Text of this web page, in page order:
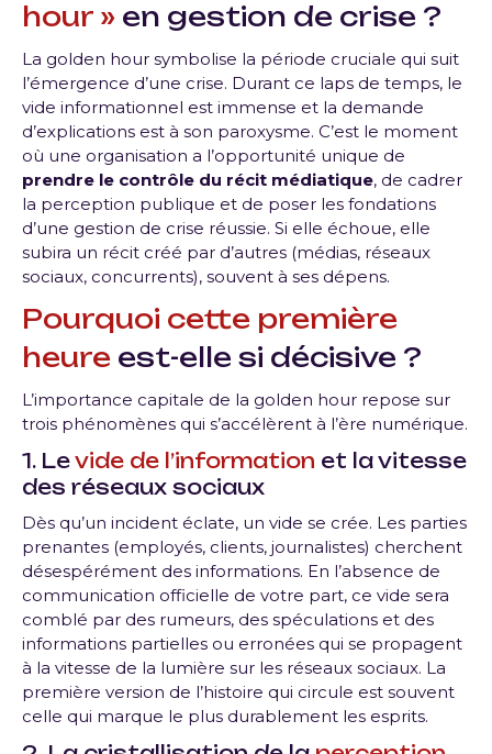
hour » en gestion de crise ?
La golden hour symbolise la période cruciale qui suit
l’émergence d’une crise. Durant ce laps de temps, le
vide informationnel est immense et la demande
d’explications est à son paroxysme. C’est le moment
où une organisation a l’opportunité unique de
prendre le contrôle du récit médiatique, de cadrer
la perception publique et de poser les fondations
d’une gestion de crise réussie. Si elle échoue, elle
subira un récit créé par d’autres (médias, réseaux
sociaux, concurrents), souvent à ses dépens.
Pourquoi cette première
heure est-elle si décisive ?
L’importance capitale de la golden hour repose sur
trois phénomènes qui s’accélèrent à l’ère numérique.
1. Levide de l’information et la vitesse
des réseaux sociaux
Dès qu’un incident éclate, un vide se crée. Les parties
prenantes (employés, clients, journalistes) cherchent
désespérément des informations. En l’absence de
communication officielle de votre part, ce vide sera
comblé par des rumeurs, des spéculations et des
informations partielles ou erronées qui se propagent
à la vitesse de la lumière sur les réseaux sociaux. La
première version de l’histoire qui circule est souvent
celle qui marque le plus durablement les esprits.